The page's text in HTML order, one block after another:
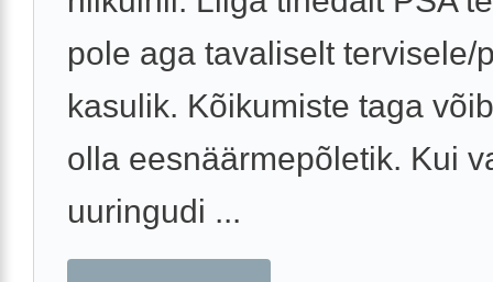
pole aga tavaliselt tervisele/
kasulik. Kõikumiste taga
olla eesnäärmepõletik. Kui
uuringudi ...